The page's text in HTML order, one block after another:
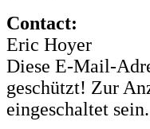
Contact:
Eric Hoyer
Diese E-Mail-
geschützt! Zur
eingeschaltet sein.